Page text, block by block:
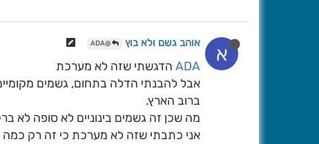
א אוהב גשם ולא בוץ @ADA
ADA הדגשתי שזה לא מערכת
אבל להבנתי הדלה בתחום, גשמים
ברוב הארץ.
מה שכן זה גשמים בינוניים לא סופה לא
אני כתבתי שזה לא מערכת כי זה רק כמה